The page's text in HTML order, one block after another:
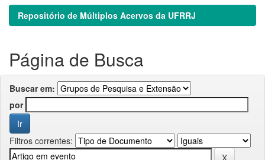
Repositório de Múltiplos Acervos da UFRRJ
Página de Busca
Buscar em:
por
Filtros correntes: